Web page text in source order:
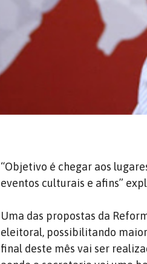
“Objetivo é chegar aos
eventos culturais e afins”
Uma das propostas da
eleitoral, possibilitando
final deste mês vai ser